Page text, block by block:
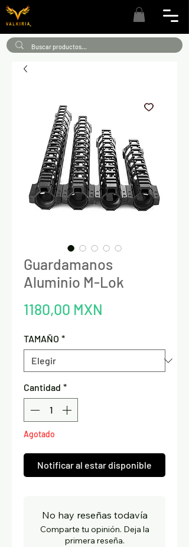
Guardamanos
Aluminio M-Lok
1180,00 MXN
TAMAÑO *
Cantidad *
Agotado
Notificar al estar disponible
No hay reseñas todavía
Comparte tu opinión. Deja la
primera reseña.